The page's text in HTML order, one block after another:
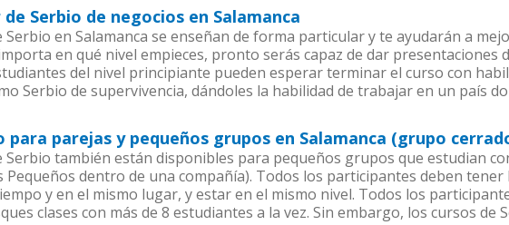
Serbio de negocios en Salamanca
en Salamanca se enseñan de forma particular y te ayudarán a
en qué nivel empieces, pronto serás capaz de dar presentaciones
del nivel principiante pueden esperar terminar el curso con
Serbio de supervivencia, dándoles la habilidad de trabajar en un país
para parejas y pequeños grupos en Salamanca (grupo
Serbio también están disponibles para pequeños grupos que estudian
dentro de una compañía). Todos los participantes deben tener
y en el mismo lugar, y estar en el mismo nivel. Todos los
clases con más de 8 estudiantes a la vez. Sin embargo, los cursos